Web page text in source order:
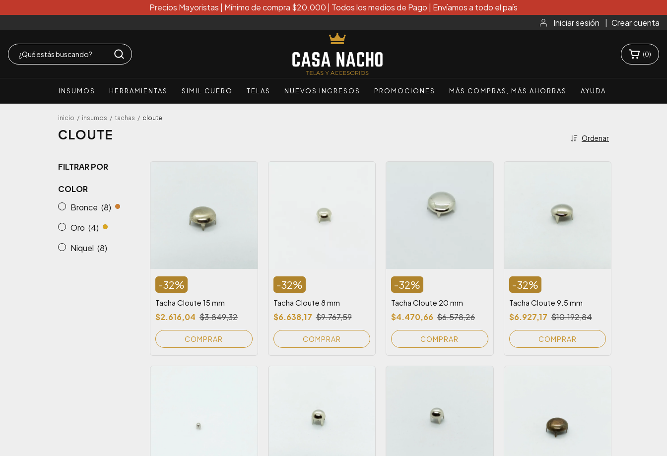
Iniciar sesión Crear cuenta
Precios Mayoristas | Mínimo de compra $20.000 | Todos los medios de Pago | Envíamos a todo el país
(0)
INSUMOS HERRAMIENTAS SIMIL CUERO TELAS NUEVOS INGRESOS PROMOCIONES MÁS COMPRAS, MÁS AHORRAS AYUDA
inicio / insumos / tachas / cloute
CLOUTE Ordenar
FILTRAR POR
COLOR
Bronce (8)
Oro (4)
Niquel (8)
-32%
Tacha Cloute 15 mm
$2.616,04 $3.849,32
COMPRAR
-32%
Tacha Cloute 8 mm
$6.638,17 $9.767,59
COMPRAR
-32%
Tacha Cloute 20 mm
$4.470,66 $6.578,26
COMPRAR
-32%
Tacha Cloute 9.5 mm
$6.927,17 $10.192,84
COMPRAR